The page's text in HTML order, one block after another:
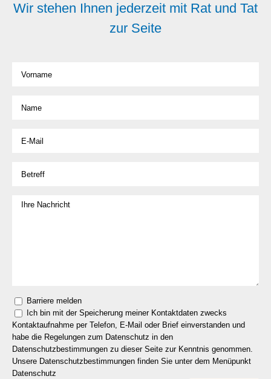
Wir stehen Ihnen jederzeit mit Rat und Tat
zur Seite
Barriere melden
Ich bin mit der Speicherung meiner Kontaktdaten zwecks
Kontaktaufnahme per Telefon, E-Mail oder Brief einverstanden und
habe die Regelungen zum Datenschutz in den
Datenschutzbestimmungen zu dieser Seite zur Kenntnis genommen.
Unsere Datenschutzbestimmungen finden Sie unter dem Menüpunkt
Datenschutz